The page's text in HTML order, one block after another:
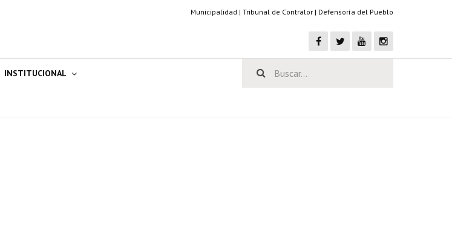
Municipalidad | Tribunal de Contralor | Defensoría del Pueblo
INSTITUCIONAL